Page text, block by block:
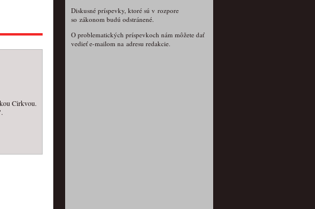
Cirkvou.
Diskusné príspevky, ktoré sú v rozpore
so zákonom budú odstránené.
O problematických príspevkoch nám môžete dať
vedieť e-mailom na adresu redakcie.